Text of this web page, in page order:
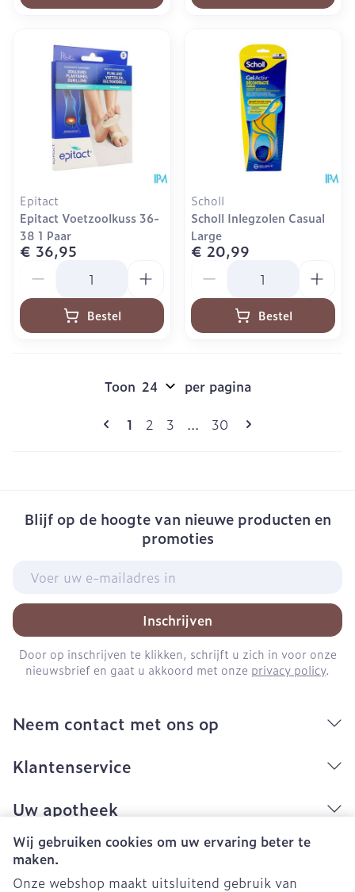
Wij gebruiken cookies om uw ervaring beter te
maken.
Onze webshop maakt uitsluitend gebruik van
Epitact
Epitact Voetzoolkuss 36-
38 1 Paar
€ 36,95
Bestel
Scholl
Scholl Inlegzolen Casual
Large
€ 20,99
Bestel
Pagina's
U lees momenteel pagina
1 Pagina
2 Pagina
3 ... Pagina
30
Toon per pagina
Blijf op de hoogte van nieuwe producten en
promoties
Inschrijven
Door op inschrijven te klikken, schrijft u zich in voor onze
nieuwsbrief en gaat u akkoord met onze privacy policy.
Neem contact met ons op
Klantenservice
Uw apotheek